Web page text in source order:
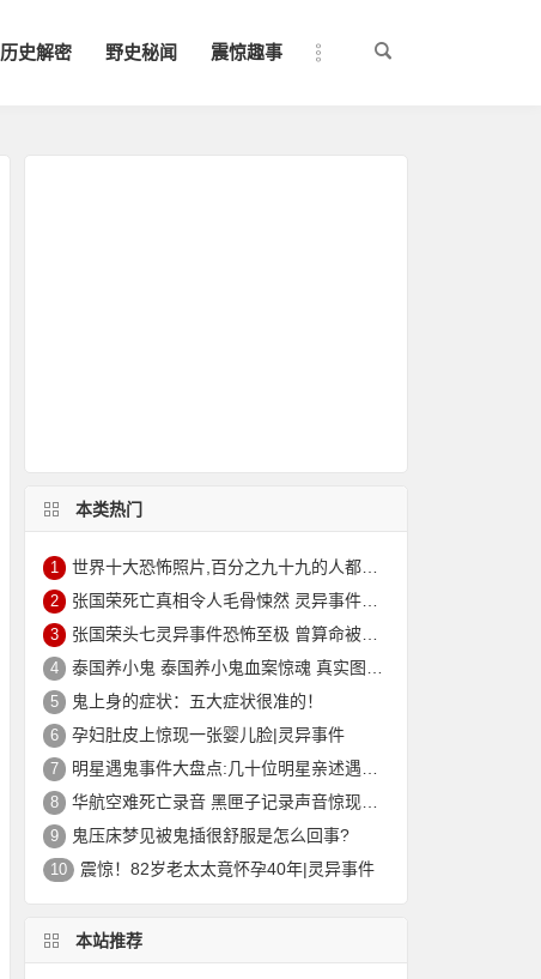
历史解密 野史秘闻 震惊趣事
本类热门
1 世界十大恐怖照片,百分之九十九的人都被吓到(胆小勿入)
2 张国荣死亡真相令人毛骨悚然 灵异事件缠身痛苦不堪终离去
3 张国荣头七灵异事件恐怖至极 曾算命被告知命中注定在劫难逃？
4 泰国养小鬼 泰国养小鬼血案惊魂 真实图片|灵异
5 鬼上身的症状：五大症状很准的！
6 孕妇肚皮上惊现一张婴儿脸|灵异事件
7 明星遇鬼事件大盘点:几十位明星亲述遇鬼经历和灵异事件
8 华航空难死亡录音 黑匣子记录声音惊现男子哭声震惊世人
9 鬼压床梦见被鬼插很舒服是怎么回事?
10 震惊！82岁老太太竟怀孕40年|灵异事件
本站推荐